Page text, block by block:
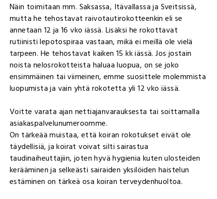
Näin toimitaan mm. Saksassa, Itävallassa ja Sveitsissä,
mutta he tehostavat raivotautirokotteenkin eli se
annetaan 12 ja 16 vko iässä. Lisäksi he rokottavat
rutiinisti lepotospiraa vastaan, mikä ei meillä ole vielä
tarpeen. He tehostavat kaiken 15 kk iässä. Jos jostain
noista nelosrokotteista haluaa luopua, on se joko
ensimmäinen tai viimeinen, emme suosittele molemmista
luopumista ja vain yhtä rokotetta yli 12 vko iässä.
Voitte varata ajan nettiajanvarauksesta tai soittamalla
asiakaspalvelunumeroomme.
On tärkeää muistaa, että koiran rokotukset eivät ole
täydellisiä, ja koirat voivat silti sairastua
taudinaiheuttajiin, joten hyvä hygienia kuten ulosteiden
kerääminen ja selkeästi sairaiden yksilöiden haistelun
estäminen on tärkeä osa koiran terveydenhuoltoa.